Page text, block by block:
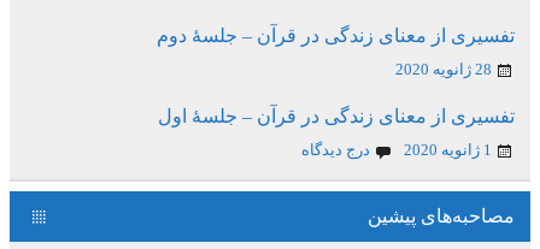
تفسیری از معنای زندگی در قرآن – جلسۀ دوم
28 ژانویه 2020
تفسیری از معنای زندگی در قرآن – جلسۀ اول
1 ژانویه 2020 درج دیدگاه
مصاحبه‌های پیشین